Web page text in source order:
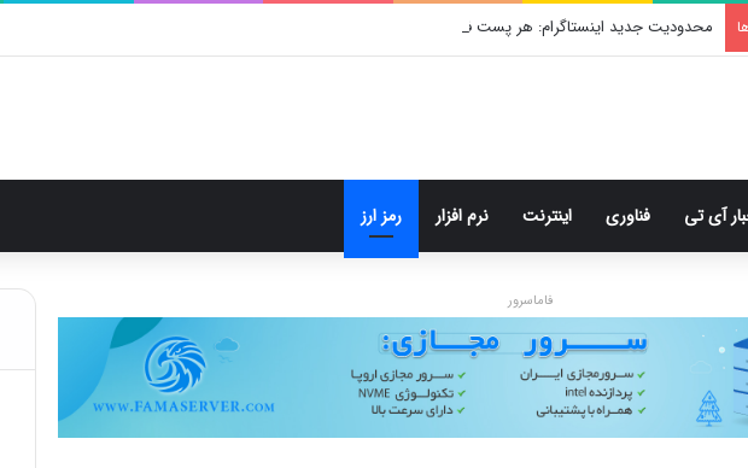
محدودیت جدید اینستاگرام: هر پست فقط پنج هشتگ
آی تی فناوری اینترنت نرم افزار رمز ارز
فاماسرور